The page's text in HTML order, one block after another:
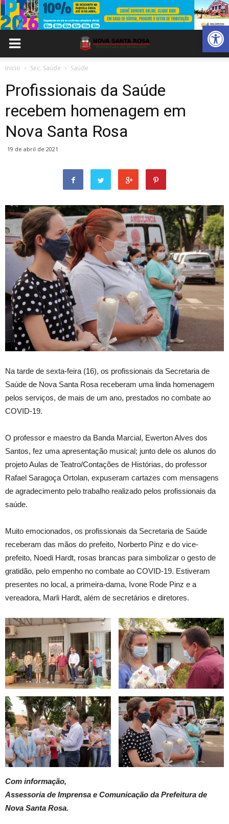
Abrir
Inicio Sec. Saúde Saúde
Profissionais da Saúde
recebem homenagem em
Nova Santa Rosa
19 de abril de 2021
Na tarde de sexta-feira (16), os profissionais da Secretaria de
Saúde de Nova Santa Rosa receberam uma linda homenagem
pelos serviços, de mais de um ano, prestados no combate ao
COVID-19.
O professor e maestro da Banda Marcial, Ewerton Alves dos
Santos, fez uma apresentação musical; junto dele os alunos do
projeto Aulas de Teatro/Contações de Histórias, do professor
Rafael Saragoça Ortolan, expuseram cartazes com mensagens
de agradecimento pelo trabalho realizado pelos profissionais da
saúde.
Muito emocionados, os profissionais da Secretaria de Saúde
receberam das mãos do prefeito, Norberto Pinz e do vice-
prefeito, Noedi Hardt, rosas brancas para simbolizar o gesto de
gratidão, pelo empenho no combate ao COVID-19. Estiveram
presentes no local, a primeira-dama, Ivone Rode Pinz e a
vereadora, Marli Hardt, além de secretários e diretores.
Com informação,
Assessoria de Imprensa e Comunicação da Prefeitura de
Nova Santa Rosa.